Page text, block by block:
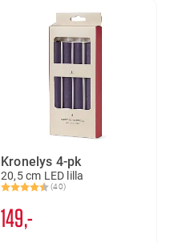
Kronelys 4-pk
20,5 cm LED lilla
Karakter:
(40)
4.7 av 5 mulige
149,-